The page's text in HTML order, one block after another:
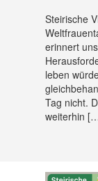
Steirische
erinnert
leben
Tag nicht.
weiterhin